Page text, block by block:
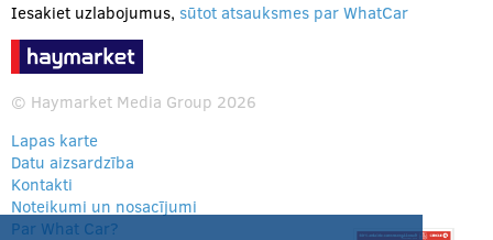
Iesakiet uzlabojumus, sūtot atsauksmes par WhatCar
© Haymarket Media Group 2026
Lapas karte
Datu aizsardzība
Kontakti
Noteikumi un nosacījumi
Par What Car?